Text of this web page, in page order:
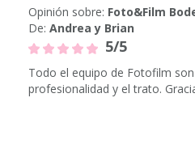
Opinión sobre: Foto&Film
De: Andrea y Brian
5/5
Todo el equipo de Fotofilm
profesionalidad y el trato.